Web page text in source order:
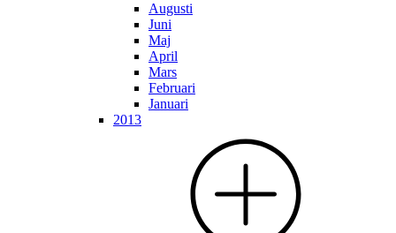
Augusti
Juni
Maj
April
Mars
Februari
Januari
2013